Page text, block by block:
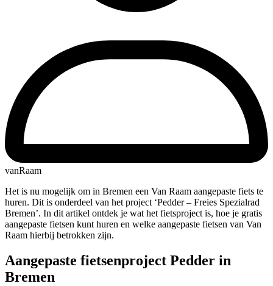
vanRaam
Het is nu mogelijk om in Bremen een Van Raam aangepaste fiets te
huren. Dit is onderdeel van het project ‘Pedder – Freies Spezialrad
Bremen’. In dit artikel ontdek je wat het fietsproject is, hoe je gratis
aangepaste fietsen kunt huren en welke aangepaste fietsen van Van
Raam hierbij betrokken zijn.
Aangepaste fietsenproject Pedder in
Bremen